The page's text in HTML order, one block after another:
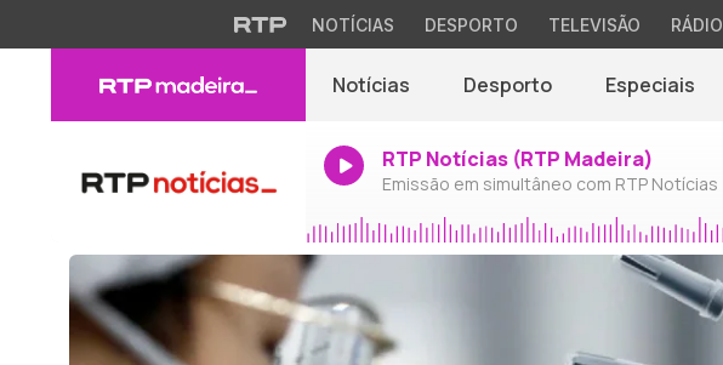
NOTÍCIAS DESPORTO TELEVISÃO RÁDIO
Notícias Desporto Especiais
RTP Notícias (RTP Madeira)
Emissão em simultâneo com RTP Notícias